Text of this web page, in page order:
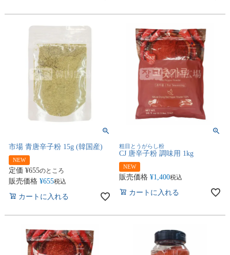
市場 青唐辛子粉 15g (韓国産)
NEW
定価 ¥655のところ
販売価格 ¥655税込
カートに入れる
粗目とうがらし粉
CJ 唐辛子粉 調味用 1kg
NEW
販売価格 ¥1,400税込
カートに入れる